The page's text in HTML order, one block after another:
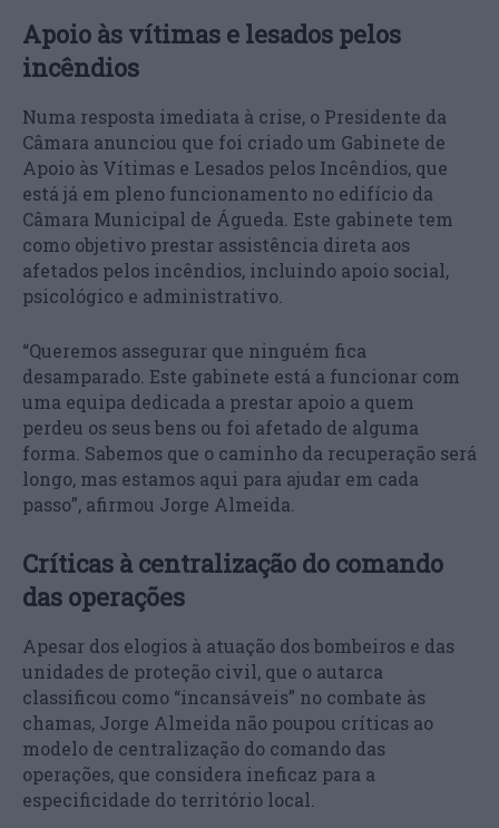
Apoio às vítimas e lesados pelos
incêndios
Numa resposta imediata à crise, o Presidente da
Câmara anunciou que foi criado um Gabinete de
Apoio às Vítimas e Lesados pelos Incêndios, que
está já em pleno funcionamento no edifício da
Câmara Municipal de Águeda. Este gabinete tem
como objetivo prestar assistência direta aos
afetados pelos incêndios, incluindo apoio social,
psicológico e administrativo.
“Queremos assegurar que ninguém fica
desamparado. Este gabinete está a funcionar com
uma equipa dedicada a prestar apoio a quem
perdeu os seus bens ou foi afetado de alguma
forma. Sabemos que o caminho da recuperação será
longo, mas estamos aqui para ajudar em cada
passo”, afirmou Jorge Almeida.
Críticas à centralização do comando
das operações
Apesar dos elogios à atuação dos bombeiros e das
unidades de proteção civil, que o autarca
classificou como “incansáveis” no combate às
chamas, Jorge Almeida não poupou críticas ao
modelo de centralização do comando das
operações, que considera ineficaz para a
especificidade do território local.